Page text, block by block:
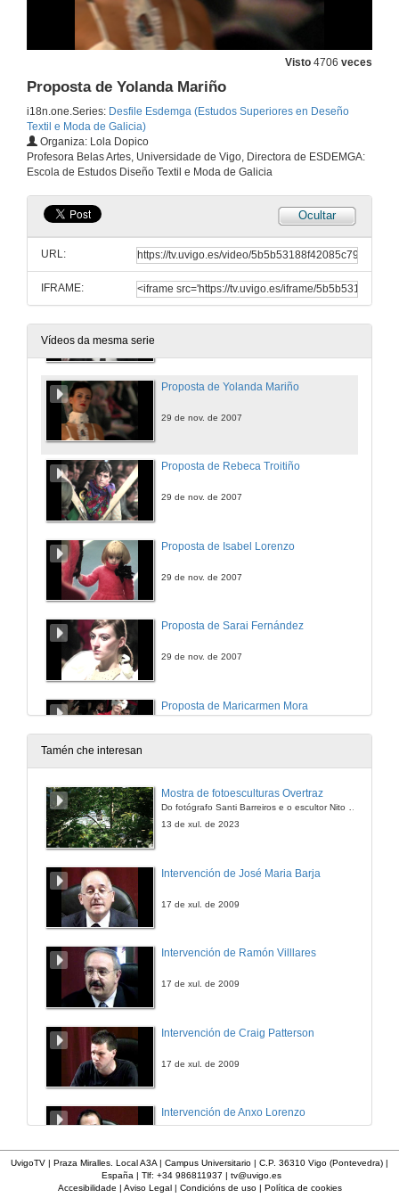
Visto 4706 veces
Proposta de Yolanda Mariño
i18n.one.Series: Desfile Esdemga (Estudos Superiores en Deseño
Textil e Moda de Galicia)
Organiza: Lola Dopico
Profesora Belas Artes, Universidade de Vigo, Directora de ESDEMGA:
Escola de Estudos Diseño Textil e Moda de Galicia
Ocultar
URL:
IFRAME:
Vídeos da mesma serie
29 de nov. de 2007
Proposta de Tania Tengido
29 de nov. de 2007
Proposta de Andrea Valero
29 de nov. de 2007
Proposta de Ana Belen Sánchez
Proposta de Yolanda Mariño
29 de nov. de 2007
Proposta de Rebeca Troitiño
29 de nov. de 2007
Proposta de Isabel Lorenzo
29 de nov. de 2007
Proposta de Sarai Fernández
29 de nov. de 2007
Proposta de Maricarmen Mora
29 de nov. de 2007
Tamén che interesan
Mostra de fotoesculturas Overtraz
13 de xul. de 2023
Intervención de José Maria Barja
17 de xul. de 2009
Intervención de Ramón Villlares
17 de xul. de 2009
Intervención de Craig Patterson
17 de xul. de 2009
Intervención de Anxo Lorenzo
Intervención de Maria Xosé
UvigoTV | Praza Miralles. Local A3A | Campus Universitario | C.P. 36310 Vigo (Pontevedra) |
España | Tlf: +34 986811937 | tv@uvigo.es
Accesibilidade | Aviso Legal| Condicións de uso| Política de cookies